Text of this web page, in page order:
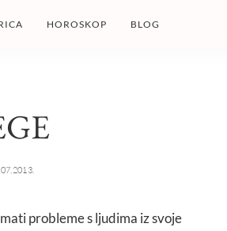
HOROSKOP BLOG
probleme s ljudima iz svoje